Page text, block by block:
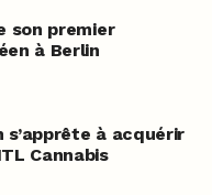
son premier
à Berlin
s’apprête à acquérir
Cannabis